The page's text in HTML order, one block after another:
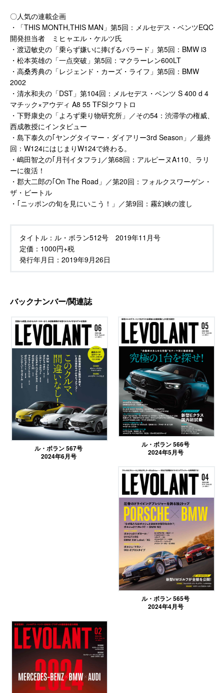
〇人気の連載企画
・「THIS MONTH,THIS MAN」第5回：メルセデス・ベンツEQC
開発担当者 ミヒャエル・ケルツ氏
・渡辺敏史の「乗らず嫌いに捧げるバラード」第5回：BMW i3
・松本英雄の「一点突破」第5回：マクラーレン600LT
・高桑秀典の「レジェンド・カーズ・ライフ」第5回：BMW
2002
・清水和夫の「DST」第104回：メルセデス・ベンツ S 400 d 4
マチック×アウディ A8 55 TFSIクワトロ
・下野康史の「よろず乗り物研究所」／その54：渋滞学の権威、
西成教授にインタビュー
・島下泰久の｢ヤングタイマー・ダイアリー3rd Season」／最終
回：W124にはじまりW124で終わる。
・嶋田智之の｢月刊イタフラ｣／第68回：アルピーヌA110、ラリ
ーに復活！
・郡大二郎の｢On The Road」／第20回：フォルクスワーゲン・
ザ・ビートル
・｢ニッポンの旬を見にいこう！」／第9回：霧幻峡の渡し
タイトル： ル・ボラン512号 2019年11月号
定価： 1000円+税
発行年月日： 2019年9月26日
バックナンバー/関連誌
ル・ボラン 567号
2024年6月号
ル・ボラン 566号
2024年5月号
ル・ボラン 565号
2024年4月号